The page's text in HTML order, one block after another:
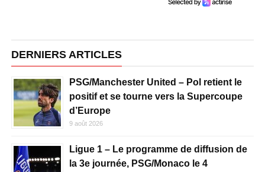
DERNIERS ARTICLES
PSG/Manchester United – Pol retient le
positif et se tourne vers la Supercoupe
d’Europe
9 août 2026
Ligue 1 – Le programme de diffusion de
la 3e journée, PSG/Monaco le 4